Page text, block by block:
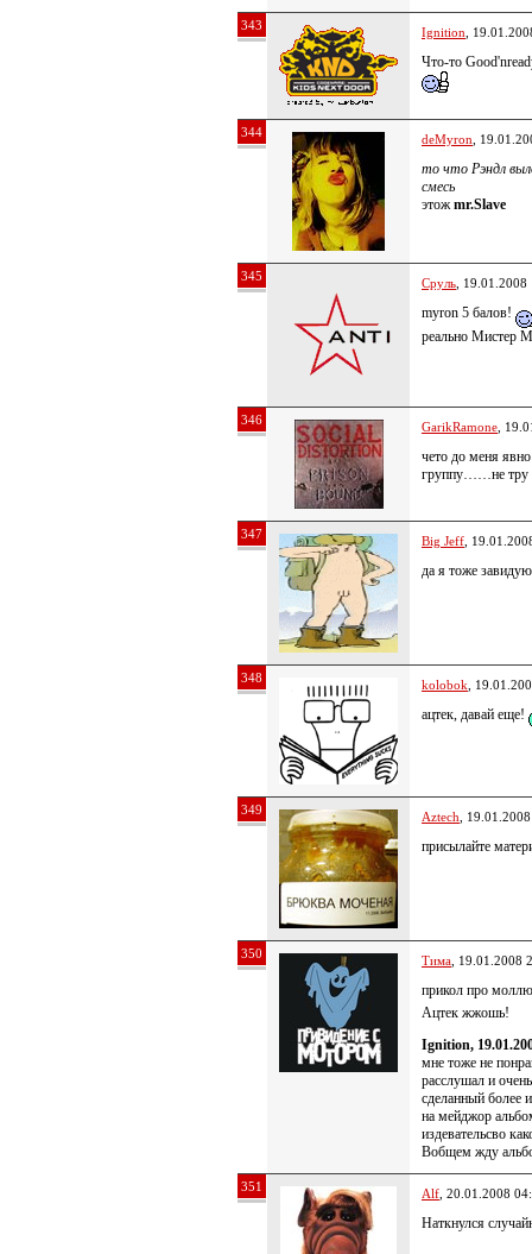
343 Ignition ,
Что-то
344 deMyron ,
то что Рэндл
смесь
этожmr.Slave
345 Сруль ,
myron 5 балов!
реально Мистер
346 GarikRamone ,
чето до меня
группу……не тру
347 Big Jeff ,
да я тоже
348 kolobok ,
ацтек, давай еще!
349 Aztech ,
присылайте
350 Тима , 19.01.2008
прикол про
Ацтек жжошь!
Ignition,
мне тоже не
расслушал и
сделанный более
на мейджор
издевательсво
Вобщем жду
351 Alf , 20.01.2008
Наткнулся